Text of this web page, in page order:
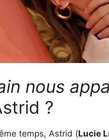
nous
?
temps, Astrid (Lucie